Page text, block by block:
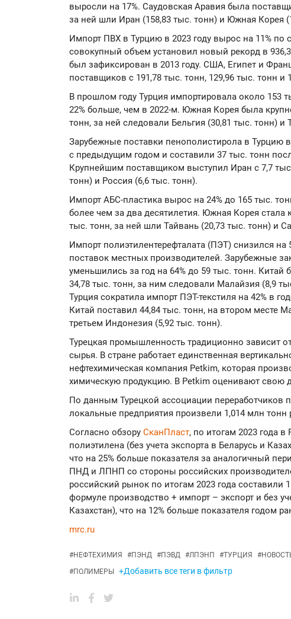
выросли на 17%. Саудовская Аравия была
за ней шли Иран (158,83 тыс. тонн) и Южная Корея
Импорт ПВХ в Турцию в 2023 году вырос на 11%
совокупный объем установил новый рекорд в
был зафиксирован в 2013 году. США, Египет и
поставщиков с 191,78 тыс. тонн, 129,96 тыс. тонн и
В прошлом году Турция импортировала около 153
22% больше, чем в 2022-м. Южная Корея была
тонн, за ней следовали Бельгия (30,81 тыс. тонн) и
Зарубежные поставки пенополистирола в Турцию
с предыдущим годом и составили 37 тыс. тонн
Крупнейшим поставщиком выступил Иран с 7,7
тонн) и Россия (6,6 тыс. тонн).
Импорт АБС-пластика вырос на 24% до 165 тыс.
более чем за два десятилетия. Южная Корея
тыс. тонн, за ней шли Тайвань (20,73 тыс. тонн) и
Импорт полиэтилентерефталата (ПЭТ) снизился на
поставок местных производителей. Зарубежные
уменьшились за год на 64% до 59 тыс. тонн.
34,78 тыс. тонн, за ним следовали Малайзия (8,9
Турция сократила импорт ПЭТ-текстиля на 42% в
Китай поставил 44,84 тыс. тонн, на втором месте
третьем Индонезия (5,92 тыс. тонн).
Турецкая промышленность традиционно зависит
сырья. В стране работает единственная
нефтехимическая компания Petkim, которая
химическую продукцию. В Petkim оценивают свою
По данным Турецкой ассоциации переработчиков
локальные предприятия произвели 1,014 млн
Согласно обзору СканПласт, по итогам 2023 года
полиэтилена (без учета экспорта в Беларусь и
что на 25% больше показателя за аналогичный
ПНД и ЛПНП со стороны российских
российский рынок по итогам 2023 года составили
формуле производство + импорт – экспорт и без
Казахстан), что на 12% больше показателя годом
mrc.ru
#НЕФТЕХИМИЯ #ПЭНД #ПЭВД #ЛПЭНП #ТУРЦИЯ #
#ПОЛИМЕРЫ +Добавить все теги в фильтр